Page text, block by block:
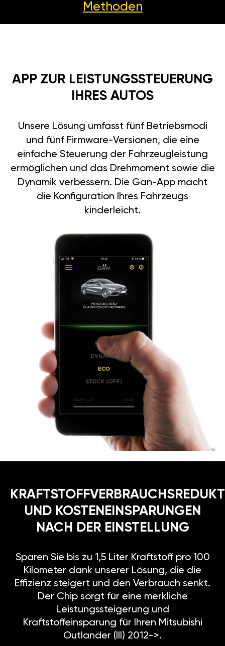
Methoden
APP ZUR LEISTUNGSSTEUERUNG
IHRES AUTOS
Unsere Lösung umfasst fünf Betriebsmodi
und fünf Firmware-Versionen, die eine
einfache Steuerung der Fahrzeugleistung
ermöglichen und das Drehmoment sowie die
Dynamik verbessern. Die Gan-App macht
die Konfiguration Ihres Fahrzeugs
kinderleicht.
UND KOSTENEINSPARUNGEN
NACH DER EINSTELLUNG
Sparen Sie bis zu 1,5 Liter Kraftstoff pro 100
Kilometer dank unserer Lösung, die die
Effizienz steigert und den Verbrauch senkt.
Der Chip sorgt für eine merkliche
Leistungssteigerung und
Kraftstoffeinsparung für Ihren Mitsubishi
Outlander (III) 2012->.